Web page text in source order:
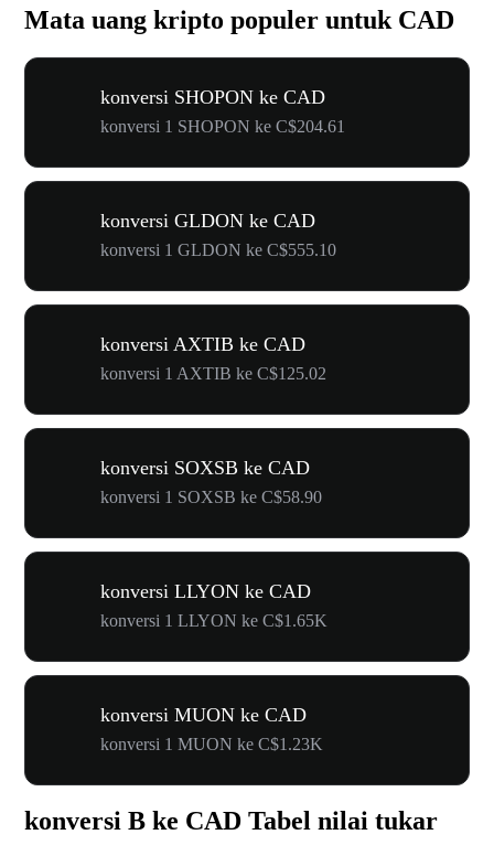
Mata uang kripto populer untuk CAD
konversi SHOPON ke CAD
konversi 1 SHOPON ke C$204.61
konversi GLDON ke CAD
konversi 1 GLDON ke C$555.10
konversi AXTIB ke CAD
konversi 1 AXTIB ke C$125.02
konversi SOXSB ke CAD
konversi 1 SOXSB ke C$58.90
konversi LLYON ke CAD
konversi 1 LLYON ke C$1.65K
konversi MUON ke CAD
konversi 1 MUON ke C$1.23K
konversi B ke CAD Tabel nilai tukar